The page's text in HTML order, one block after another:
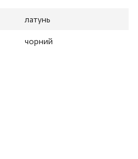
латунь
чорний